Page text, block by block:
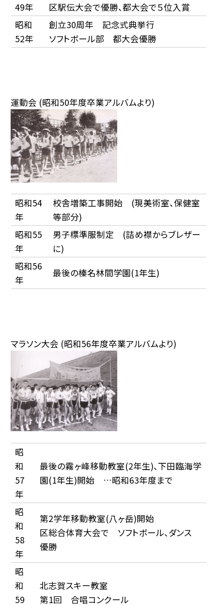
49年
区駅伝大会で優勝、都大会で５位入賞
昭和
52年
創立30周年 記念式典挙行
ソフトボール部 都大会優勝
運動会 (昭和50年度卒業アルバムより)
昭和54
年
校舎増築工事開始 (現美術室、保健室
等部分)
昭和55
年
男子標準服制定 (詰め襟からブレザー
に)
昭和56
年
最後の榛名林間学園(1年生)
マラソン大会 (昭和56年度卒業アルバムより)
昭
和
57
年
最後の霧ヶ峰移動教室(2年生)、下田臨海学
園(1年生)開始 …昭和63年度まで
昭
和
58
年
第2学年移動教室(八ヶ岳)開始
区総合体育大会で ソフトボール、ダンス
優勝
昭
和
59
北志賀スキー教室
第1回 合唱コンクール